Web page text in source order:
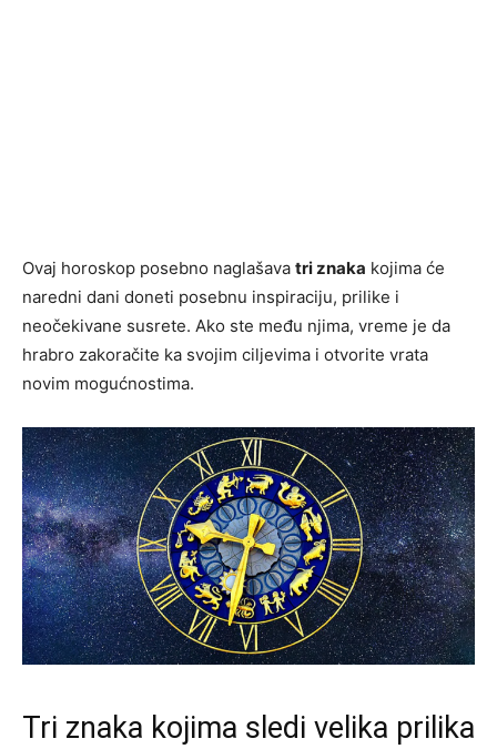
Ovaj horoskop posebno naglašava tri znaka kojima će
naredni dani doneti posebnu inspiraciju, prilike i
neočekivane susrete. Ako ste među njima, vreme je da
hrabro zakoračite ka svojim ciljevima i otvorite vrata
novim mogućnostima.
Tri znaka kojima sledi velika prilika